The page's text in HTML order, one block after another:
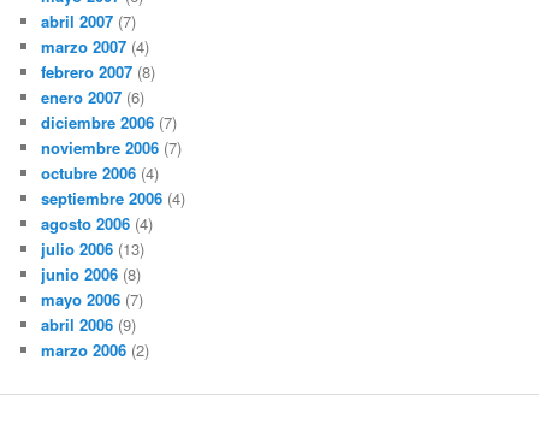
abril 2007 (7)
marzo 2007 (4)
febrero 2007 (8)
enero 2007 (6)
diciembre 2006 (7)
noviembre 2006 (7)
octubre 2006 (4)
septiembre 2006 (4)
agosto 2006 (4)
julio 2006 (13)
junio 2006 (8)
mayo 2006 (7)
abril 2006 (9)
marzo 2006 (2)